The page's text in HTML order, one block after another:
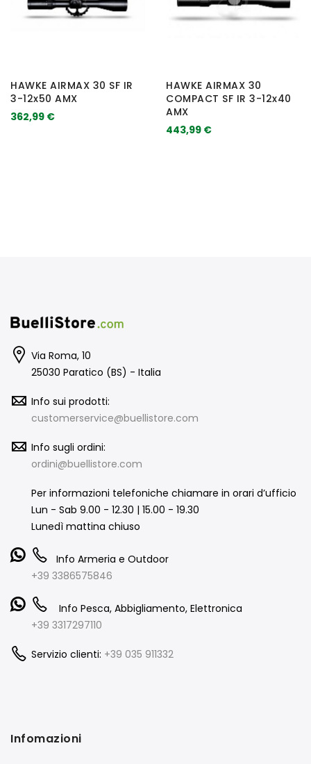
HAWKE AIRMAX 30 SF IR
3-12x50 AMX
362,99 €
HAWKE AIRMAX 30
COMPACT SF IR 3-12x40
AMX
443,99 €
Via Roma, 10
25030 Paratico (BS) - Italia
Info sui prodotti:
customerservice@buellistore.com
Info sugli ordini:
ordini@buellistore.com
Per informazioni telefoniche chiamare in orari d’ufficio
Lun - Sab 9.00 - 12.30 | 15.00 - 19.30
Lunedì mattina chiuso
Info Armeria e Outdoor
+39 3386575846
Info Pesca, Abbigliamento, Elettronica
+39 3317297110
Servizio clienti: +39 035 911332
Infomazioni